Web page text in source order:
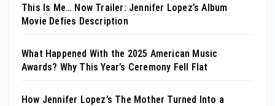
This Is Me… Now Trailer: Jennifer Lopez’s Album
Movie Defies Description
What Happened With the 2025 American Music
Awards? Why This Year’s Ceremony Fell Flat
How Jennifer Lopez’s The Mother Turned Into a